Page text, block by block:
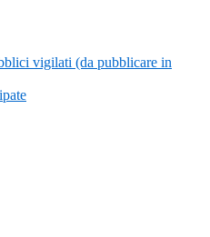
vigilati (da pubblicare in